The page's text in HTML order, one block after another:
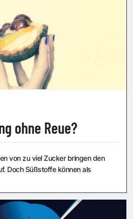
ohne Reue?
von zu viel Zucker bringen den
Doch Süßstoffe können als